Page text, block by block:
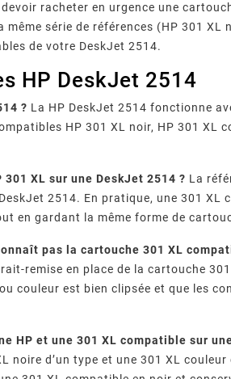
racheter en urgence une
même série de références (HP 301
de votre DeskJet 2514.
HP DeskJet 2514
? La HP DeskJet 2514 fonctionne
HP 301 XL noir, HP 301 XL
XL sur une DeskJet 2514 ? La
2514. En pratique, une 301 XL
en gardant la même forme de
pas la cartouche 301 XL
remise en place de la cartouche
couleur est bien clipsée et que les
HP et une 301 XL compatible sur
noire d’un type et une 301 XL